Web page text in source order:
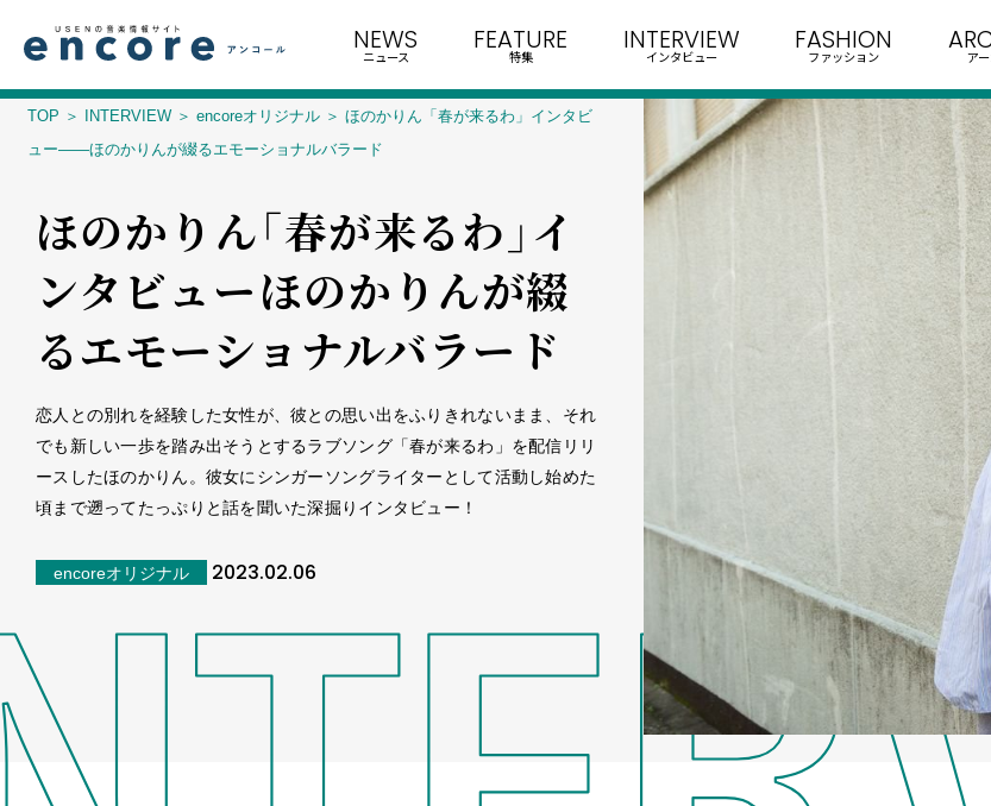
NEWS
ニュース
FEATURE
特集
INTERVIEW
インタビュー
FASHION
ファッション ア
TOP INTERVIEW encoreオリジナル
ほのかりん「春が来るわ」インタビ
ュー――ほのかりんが綴るエモーショナルバラード
ほのかりん「春が来るわ」イ
ンタビュー――ほのかりんが綴
るエモーショナルバラード
恋人との別れを経験した女性が、彼との思い出をふりきれないまま、それ
でも新しい一歩を踏み出そうとするラブソング「春が来るわ」を配信リリ
ースしたほのかりん。彼女にシンガーソングライターとして活動し始めた
頃まで遡ってたっぷりと話を聞いた深掘りインタビュー！
encoreオリジナル 2023.02.06